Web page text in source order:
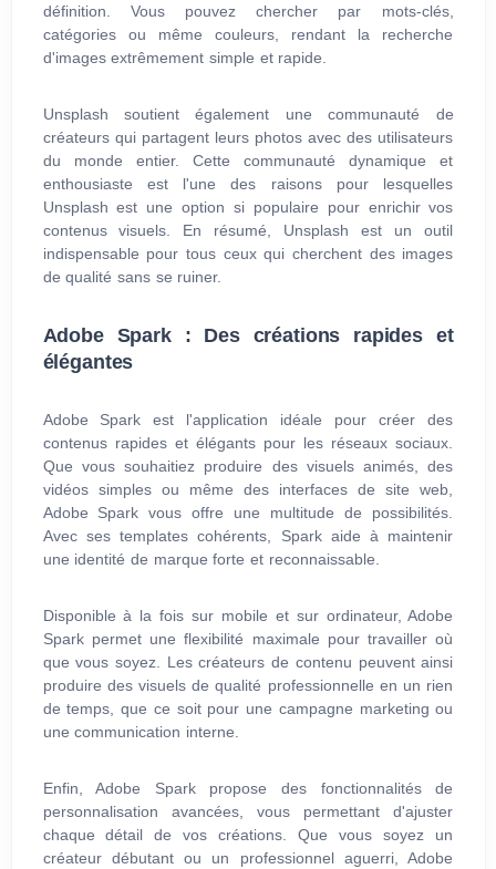
définition. Vous pouvez chercher par mots-clés,
catégories ou même couleurs, rendant la recherche
d'images extrêmement simple et rapide.
Unsplash soutient également une communauté de
créateurs qui partagent leurs photos avec des utilisateurs
du monde entier. Cette communauté dynamique et
enthousiaste est l'une des raisons pour lesquelles
Unsplash est une option si populaire pour enrichir vos
contenus visuels. En résumé, Unsplash est un outil
indispensable pour tous ceux qui cherchent des images
de qualité sans se ruiner.
Adobe Spark : Des créations rapides et
élégantes
Adobe Spark est l'application idéale pour créer des
contenus rapides et élégants pour les réseaux sociaux.
Que vous souhaitiez produire des visuels animés, des
vidéos simples ou même des interfaces de site web,
Adobe Spark vous offre une multitude de possibilités.
Avec ses templates cohérents, Spark aide à maintenir
une identité de marque forte et reconnaissable.
Disponible à la fois sur mobile et sur ordinateur, Adobe
Spark permet une flexibilité maximale pour travailler où
que vous soyez. Les créateurs de contenu peuvent ainsi
produire des visuels de qualité professionnelle en un rien
de temps, que ce soit pour une campagne marketing ou
une communication interne.
Enfin, Adobe Spark propose des fonctionnalités de
personnalisation avancées, vous permettant d'ajuster
chaque détail de vos créations. Que vous soyez un
créateur débutant ou un professionnel aguerri, Adobe